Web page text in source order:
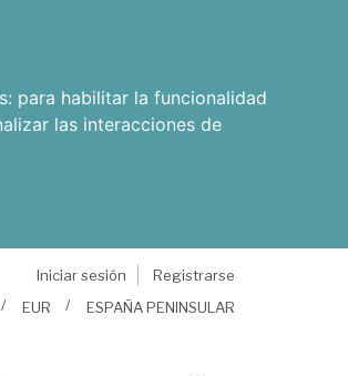
para habilitar la funcionalidad
las interacciones de
Iniciar sesión
Registrarse
EUR ESPAÑA PENINSULAR